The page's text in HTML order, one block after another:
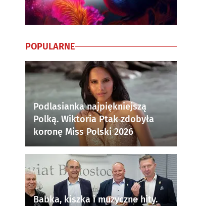
POPULARNE
Podlasianka najpiękniejszą
Polką. Wiktoria Ptak zdobyła
koronę Miss Polski 2026
Babka, kiszka i muzyczne hity.